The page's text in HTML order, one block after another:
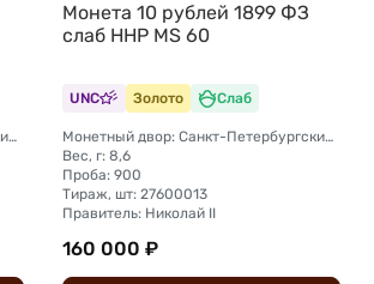
Монетный двор: Санкт-Петербургский монетный двор
Монета 10 рублей 1899 ФЗ
слаб ННР MS 60
UNC Золото Слаб
Монетный двор: Санкт-Петербургский монетный двор
Вес, г: 8,6
Проба: 900
Тираж, шт: 27600013
Правитель: Николай II
160 000 ₽